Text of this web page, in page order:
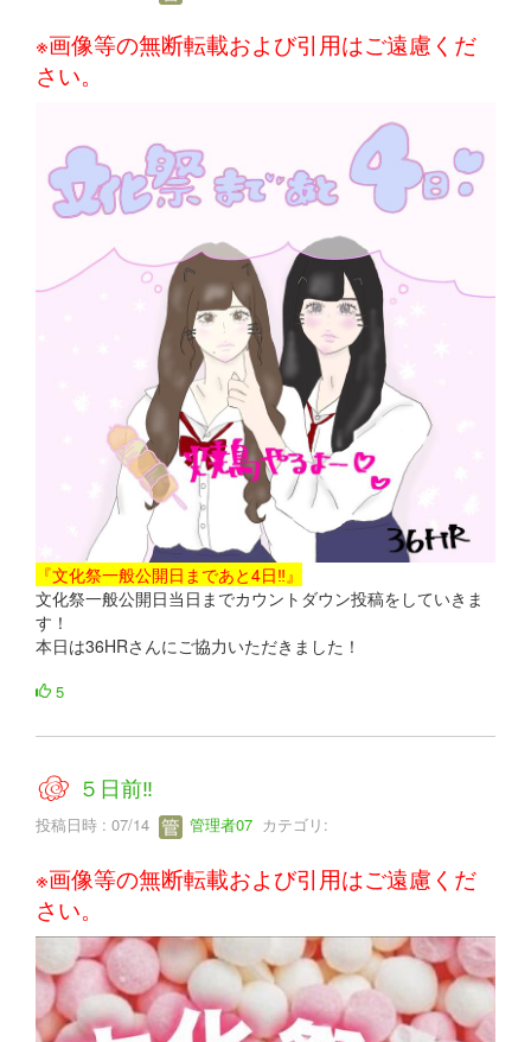
※画像等の無断転載および引用はご遠慮くだ
さい。
『文化祭一般公開日まであと4日‼』
文化祭一般公開日当日までカウントダウン投稿をしていきま
す！
本日は36HRさんにご協力いただきました！
5
５日前‼
投稿日時 : 07/14 管理者07 カテゴリ:
※画像等の無断転載および引用はご遠慮くだ
さい。